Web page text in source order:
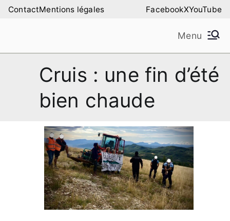
AllerContactMentions légales FacebookXYouTube
Amilure – Les Amis
de la Montagne de
Lure
Menu
Cruis : une fin d’été
bien chaude